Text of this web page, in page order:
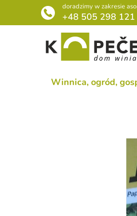
treści
doradzimy w zakresie
+48 505 298 121
Winnica, ogród,